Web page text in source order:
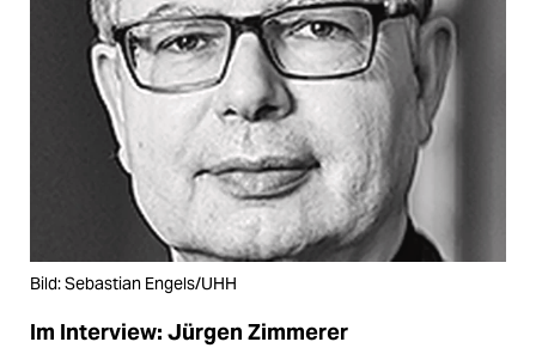
Bild: Sebastian Engels/UHH
Im Interview: Jürgen Zimmerer